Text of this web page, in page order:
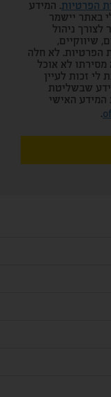
הפרטיות. המידע
באתר יישמר
ניהול
שיווקיים,
הפרטיות. לא חלה
לא אוכל
זכות לעיין
שבשליטת
המידע האישי
.